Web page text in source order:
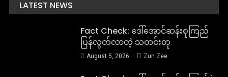
LATEST NEWS
Fact Check: ဒေါ်အောင်ဆန်းစုကြည်
ပြန်လွတ်လာတဲ့ သတင်းတု
August 5, 2026 Zun Zee